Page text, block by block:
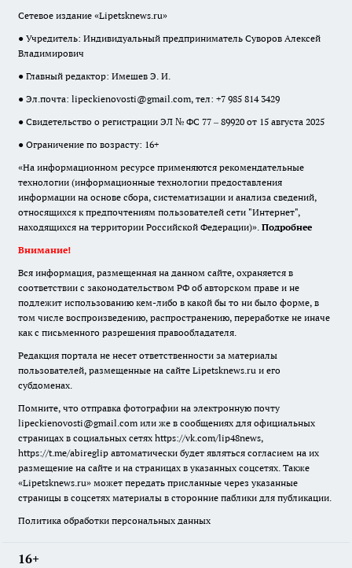
Сетевое издание «Lipetsknews.ru»
● Учредитель: Индивидуальный предприниматель Суворов Алексей
Владимирович
● Главный редактор: Имешев Э. И.
● Эл.почта: lipeckienovosti@gmail.com, тел: +7 985 814 3429
● Свидетельство о регистрации ЭЛ № ФС 77 – 89920 от 15 августа 2025
● Ограничение по возрасту: 16+
«На информационном ресурсе применяются рекомендательные
технологии (информационные технологии предоставления
информации на основе сбора, систематизации и анализа сведений,
относящихся к предпочтениям пользователей сети "Интернет",
находящихся на территории Российской Федерации)». Подробнее
Внимание!
Вся информация, размещенная на данном сайте, охраняется в
соответствии с законодательством РФ об авторском праве и не
подлежит использованию кем-либо в какой бы то ни было форме, в
том числе воспроизведению, распространению, переработке не иначе
как с письменного разрешения правообладателя.
Редакция портала не несет ответственности за материалы
пользователей, размещенные на сайте Lipetsknews.ru и его
субдоменах.
Помните, что отправка фотографии на электронную почту
lipeckienovosti@gmail.com или же в сообщениях для официальных
страницах в социальных сетях https://vk.com/lip48news,
https://t.me/abireglip автоматически будет являться согласием на их
размещение на сайте и на страницах в указанных соцсетях. Также
«Lipetsknews.ru» может передать присланные через указанные
страницы в соцсетях материалы в сторонние паблики для публикации.
Политика обработки персональных данных
16+